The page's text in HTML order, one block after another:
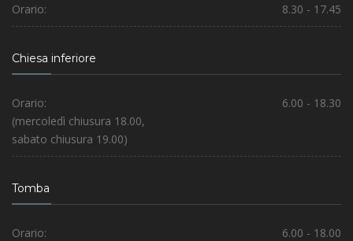
Orario: 8.30 - 17.45
Chiesa inferiore
Orario:
6.00 - 18.30
(mercoledì chiusura 18.00,
sabato chiusura 19.00)
Tomba
Orario: 6.00 - 18.00